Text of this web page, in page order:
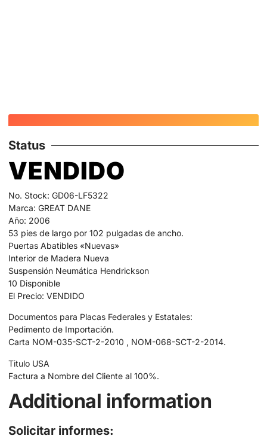
Status
VENDIDO
No. Stock: GD06-LF5322
Marca: GREAT DANE
Año: 2006
53 pies de largo por 102 pulgadas de ancho.
Puertas Abatibles «Nuevas»
Interior de Madera Nueva
Suspensión Neumática Hendrickson
10 Disponible
El Precio: VENDIDO
Documentos para Placas Federales y Estatales:
Pedimento de Importación.
Carta NOM-035-SCT-2-2010 , NOM-068-SCT-2-2014.
Titulo USA
Factura a Nombre del Cliente al 100%.
Additional information
Solicitar informes: